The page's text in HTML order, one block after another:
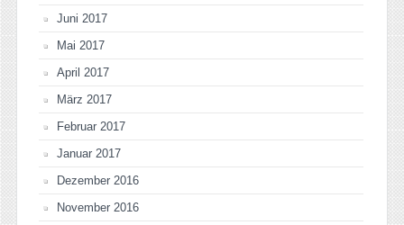
Juni 2017
Mai 2017
April 2017
März 2017
Februar 2017
Januar 2017
Dezember 2016
November 2016